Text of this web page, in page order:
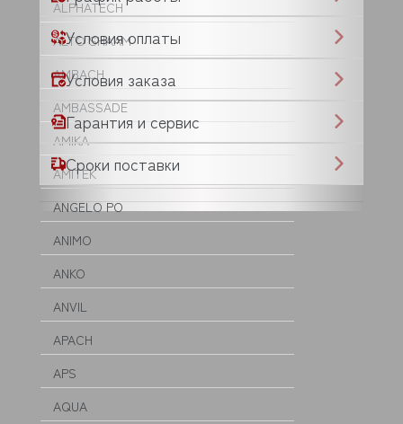
ALPHATECH
ALTO SHAAM
AMBACH
AMBASSADE
AMIKA
AMITEK
ANGELO PO
ANIMO
ANKO
ANVIL
APACH
APS
AQUA
Условия оплаты
Условия заказа
Гарантия и сервис
Сроки поставки